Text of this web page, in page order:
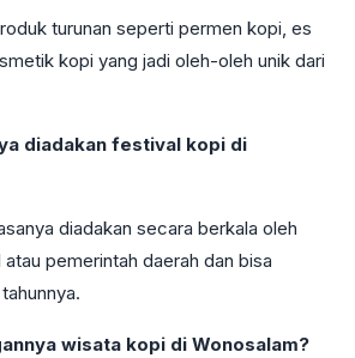
turunan seperti permen kopi, es
kopi yang jadi oleh-oleh unik dari
diadakan festival kopi di
diadakan secara berkala oleh
pemerintah daerah dan bisa
wisata kopi di Wonosalam?